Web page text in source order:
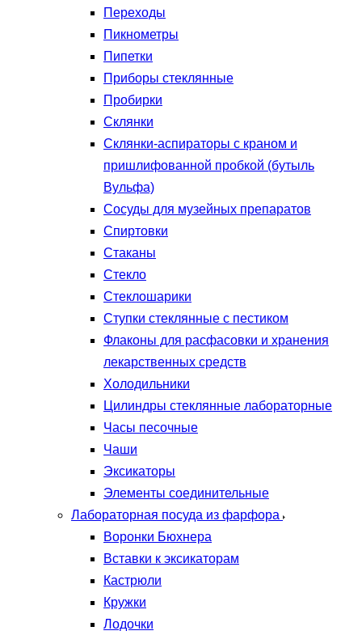
Переходы
Пикнометры
Пипетки
Приборы стеклянные
Пробирки
Склянки
Склянки-аспираторы с краном и
пришлифованной пробкой (бутыль
Вульфа)
Сосуды для музейных препаратов
Спиртовки
Стаканы
Стекло
Стеклошарики
Ступки стеклянные с пестиком
Флаконы для расфасовки и хранения
лекарственных средств
Холодильники
Цилиндры стеклянные лабораторные
Часы песочные
Чаши
Эксикаторы
Элементы соединительные
Лабораторная посуда из фарфора
Воронки Бюхнера
Вставки к эксикаторам
Кастрюли
Кружки
Лодочки